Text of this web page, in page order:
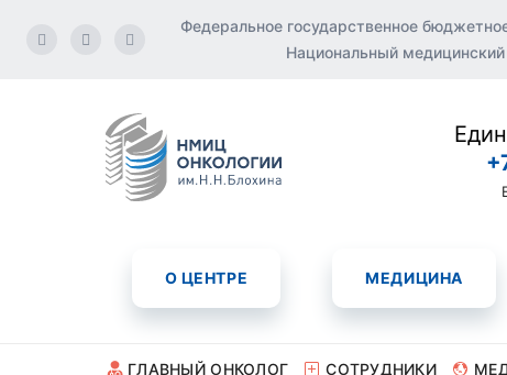
Федеральное государственное
Национальный
О ЦЕНТРЕ МЕДИЦИНА
ГЛАВНЫЙ ОНКОЛОГ СОТРУДНИКИ